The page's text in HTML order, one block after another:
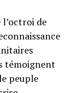
de
témoignent
peuple